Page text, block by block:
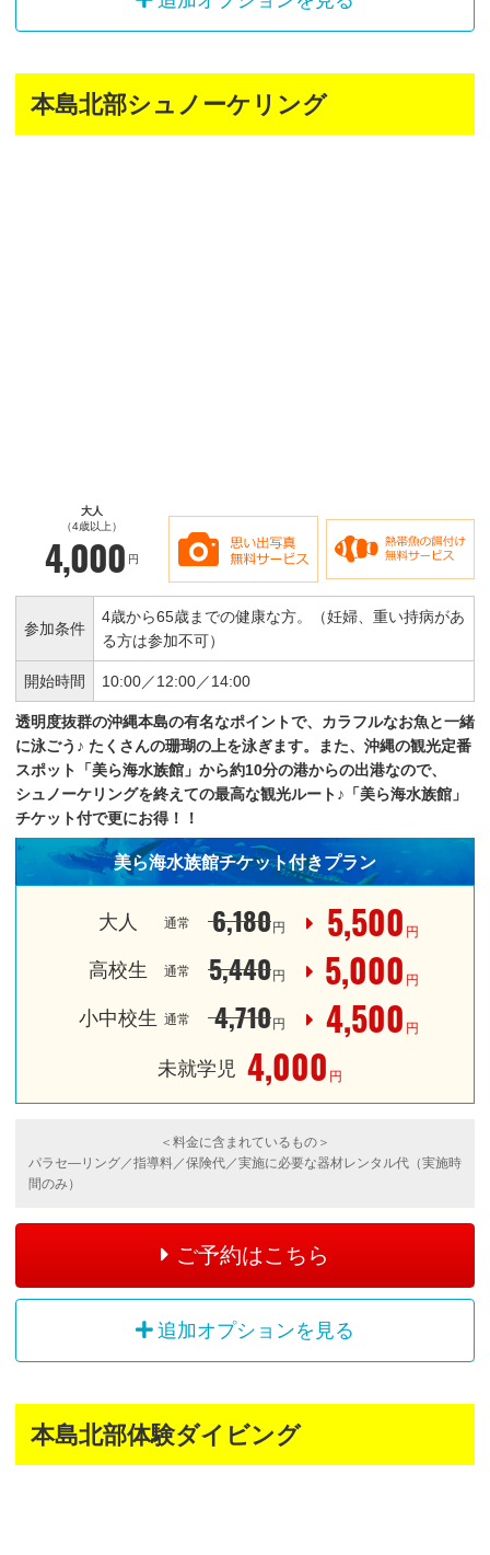
本島北部シュノーケリング
大人
（4歳以上）
4,000 円
参加条件
4歳から65歳までの健康な方。（妊婦、重い持病があ
る方は参加不可）
開始時間 10:00／12:00／14:00
透明度抜群の沖縄本島の有名なポイントで、カラフルなお魚と一緒
に泳ごう♪ たくさんの珊瑚の上を泳ぎます。また、沖縄の観光定番
スポット「美ら海水族館」から約10分の港からの出港なので、
シュノーケリングを終えての最高な観光ルート♪「美ら海水族館」
チケット付で更にお得！！
美ら海水族館チケット付きプラン
大人 通常 6,180 円 5,500 円
高校生 通常 5,440 円 5,000 円
小中校生 通常 4,710 円 4,500 円
未就学児 4,000 円
＜料金に含まれているもの＞
パラセ―リング／指導料／保険代／実施に必要な器材レンタル代（実施時
間のみ）
ご予約はこちら
追加オプションを見る
本島北部体験ダイビング